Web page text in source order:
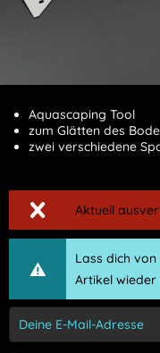
Aquascaping Tool
zum Glätten des
zwei verschiedene
Aktuell
Lass dich
Artikel